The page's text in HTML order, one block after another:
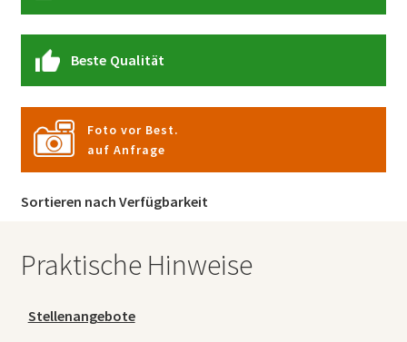
Beste Qualität
Foto vor Best.
auf Anfrage
Sortieren nach Verfügbarkeit
Praktische Hinweise
Stellenangebote